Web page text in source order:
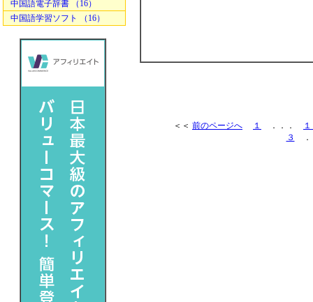
中国語電子辞書 （16）
中国語学習ソフト （16）
＜＜ 前のページへ １ ．．．
３